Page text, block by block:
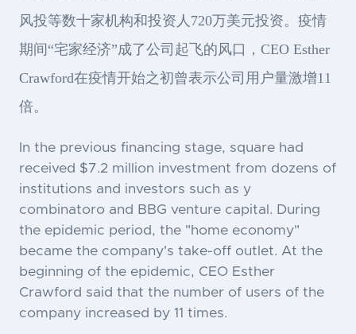
风投等数十家机构和投资人720万美元投资。疫情
期间“宅家经济”成了公司起飞的风口，CEO Esther
Crawford在疫情开始之初曾表示公司用户量激增11
倍。
In the previous financing stage, square had
received $7.2 million investment from dozens of
institutions and investors such as y
combinatoro and BBG venture capital. During
the epidemic period, the "home economy"
became the company's take-off outlet. At the
beginning of the epidemic, CEO Esther
Crawford said that the number of users of the
company increased by 11 times.